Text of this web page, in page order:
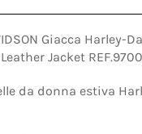
Giacca Harley-
Jacket
da donna estiva